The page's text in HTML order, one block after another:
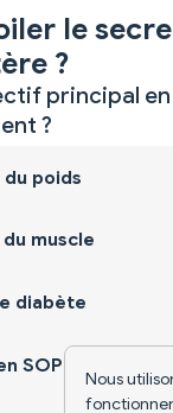
Nous
le
?
principal
?
poids
muscle
diabète
SOPK